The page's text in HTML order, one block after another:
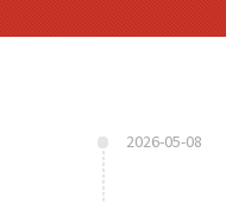
2026-05-08